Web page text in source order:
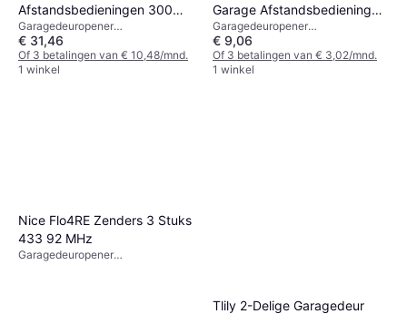
Afstandsbedieningen 300
MHz 10 DIP Schakelaar
Garagedeuropener
afstandsbediening, x
€ 31,46
Of 3 betalingen van € 10,48/mnd.
1 winkel
Garage Afstandsbediening
Duplicator
Garagedeuropener
afstandsbediening, x
€ 9,06
Of 3 betalingen van € 3,02/mnd.
1 winkel
Nice Flo4RE Zenders 3 Stuks
433 92 MHz
Garagedeuropener
Tlily 2-Delige Garagedeur